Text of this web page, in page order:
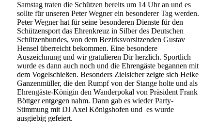
Samstag traten die Schützen bereits um 14 Uhr an und es
sollte für unseren Peter Wegner ein besonderer Tag werden.
Peter Wegner hat für seine besonderen Dienste für den
Schützensport das Ehrenkreuz in Silber des Deutschen
Schützenbundes, von dem Bezirksvorsitzenden Gustav
Hensel überreicht bekommen. Eine besondere
Auszeichnung und wir gratulieren Dir herzlich. Sportlich
wurde es dann auch noch und die Ehrengäste begannen mit
dem Vogelschießen. Besonders Zielsicher zeigte sich Heike
Ganzenmüller, die den Rumpf von der Stange holte und als
Ehrengäste-Königin den Wanderpokal von Präsident Frank
Böttger entgegen nahm. Dann gab es wieder Party-
Stimmung mit DJ Axel Königshofen und es wurde
ausgiebig gefeiert.